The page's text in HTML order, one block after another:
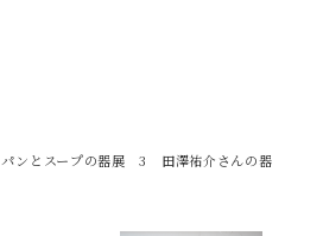
パンとスープの器展 3 田澤祐介さんの器